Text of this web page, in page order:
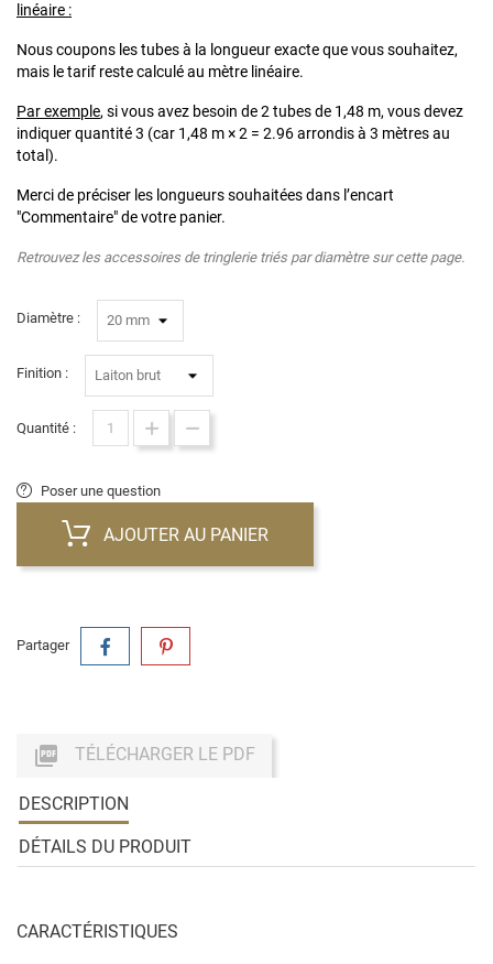
linéaire :
Nous coupons les tubes à la longueur exacte que vous souhaitez,
mais le tarif reste calculé au mètre linéaire.
Par exemple, si vous avez besoin de 2 tubes de 1,48 m, vous devez
indiquer quantité 3 (car 1,48 m × 2 = 2.96 arrondis à 3 mètres au
total).
Merci de préciser les longueurs souhaitées dans l’encart
"Commentaire" de votre panier.
Retrouvez les accessoires de tringlerie triés par diamètre sur cette page.
Diamètre :
Finition :
Quantité :
Poser une question
AJOUTER AU PANIER
Partager
 TÉLÉCHARGER LE PDF
DESCRIPTION
DÉTAILS DU PRODUIT
CARACTÉRISTIQUES